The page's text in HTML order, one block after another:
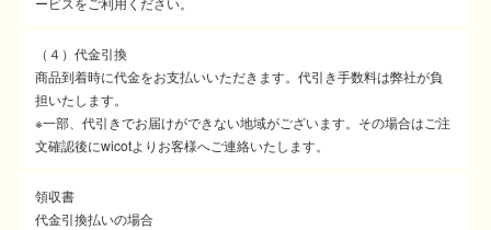
（４）代金引換
商品到着時に代金をお支払いいただきます。代引き手数料は弊社が負
担いたします。
※一部、代引きでお届けができない地域がございます。その場合はご注
文確認後にwicotよりお客様へご連絡いたします。
領収書
代金引換払いの場合